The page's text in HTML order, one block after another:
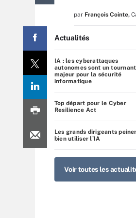
par François Cointe,
Actualités
IA : les cyberattaques
autonomes sont un tournant
majeur pour la sécurité
informatique
Top départ pour le Cyber
Resilience Act
Les grands dirigeants
bien utiliser l’IA
Voir toutes les